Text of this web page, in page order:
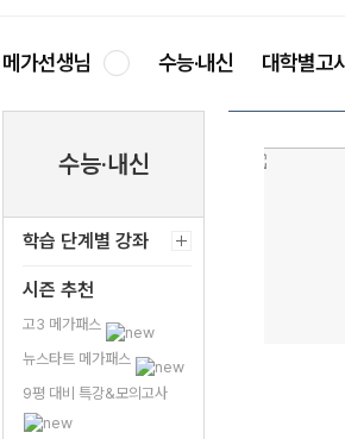
메가선생님 수능·내신 대학별고
수능·내신
학습 단계별 강좌
시즌 추천
고3 메가패스
뉴스타트 메가패스
9평 대비 특강&모의고사